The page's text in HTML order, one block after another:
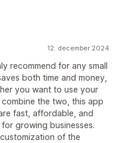
12. december 2024
recommend for any small
both time and money,
you want to use your
the two, this app
fast, affordable, and
growing businesses.
of the